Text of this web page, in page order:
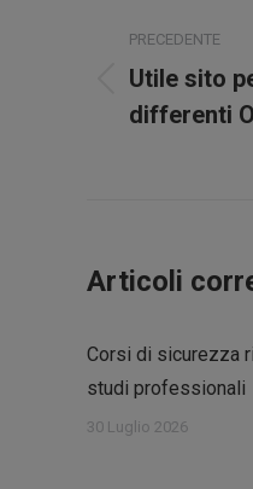
traPRECEDENTE
Post
precedente:
Utile sito
differenti
Articoli
Corsi di sicurezza
studi professionali
30 Luglio 2026